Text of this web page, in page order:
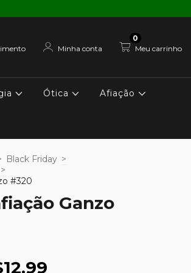
Minha conta Meu carrinho
0
Ótica Afiação
Black Friday >
>
#320
Ganzo